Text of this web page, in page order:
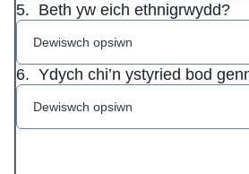
5. Beth yw eich ethnigrwydd?
Dewiswch opsiwn
6. Ydych chi’n ystyried bod
Dewiswch opsiwn